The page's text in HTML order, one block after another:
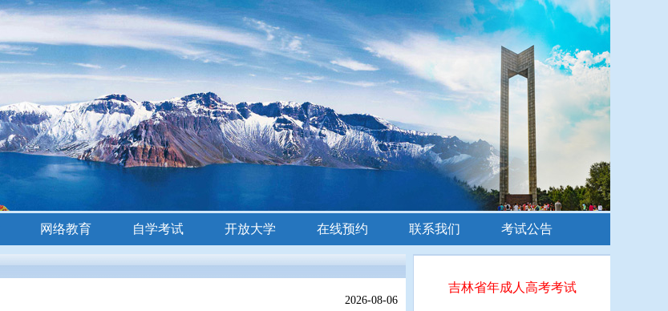
网络教育 自学考试 开放大学 在线预约 联系我们
考试公告
2026-08-06
吉林省年成人高考考试